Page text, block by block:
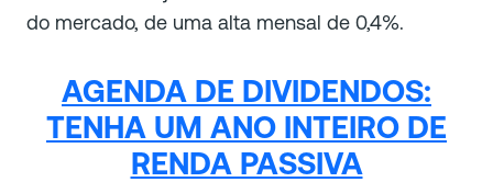
do mercado, de uma alta mensal de 0,4%.
AGENDA DE DIVIDENDOS:
TENHA UM ANO INTEIRO DE
RENDA PASSIVA